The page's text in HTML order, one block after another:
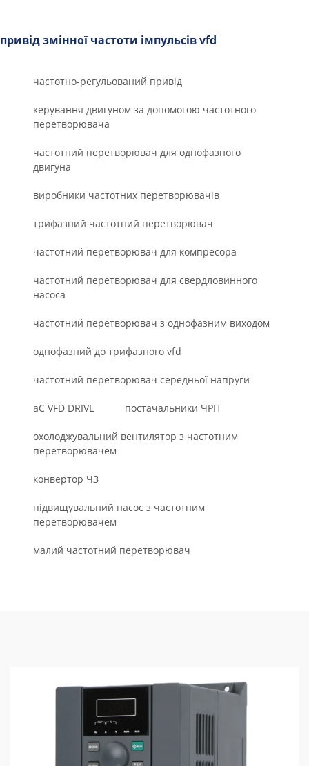
привід змінної частоти імпульсів vfd
частотно-регульований привід
керування двигуном за допомогою частотного
перетворювача
частотний перетворювач для однофазного
двигуна
виробники частотних перетворювачів
трифазний частотний перетворювач
частотний перетворювач для компресора
частотний перетворювач для свердловинного
насоса
частотний перетворювач з однофазним виходом
однофазний до трифазного vfd
частотний перетворювач середньої напруги
aC VFD DRIVE постачальники ЧРП
охолоджувальний вентилятор з частотним
перетворювачем
конвертор ЧЗ
підвищувальний насос з частотним
перетворювачем
малий частотний перетворювач